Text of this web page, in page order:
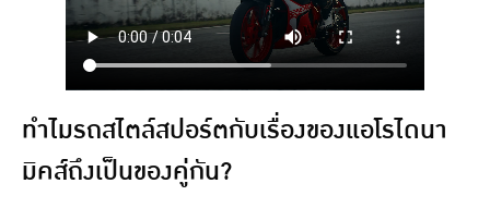
ทำไมรถสไตล์สปอร์ตกับเรื่องของแอโรไดนา
มิคส์ถึงเป็นของคู่กัน?